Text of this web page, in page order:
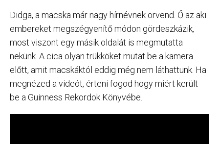
Didga, a macska már nagy hírnévnek örvend. Ő az aki
embereket megszégyenítő módon gördeszkázik,
most viszont egy másik oldalát is megmutatta
nekünk. A cica olyan trükköket mutat be a kamera
előtt, amit macskáktól eddig még nem láthattunk. Ha
megnézed a videót, érteni fogod hogy miért került
be a Guinness Rekordok Könyvébe.